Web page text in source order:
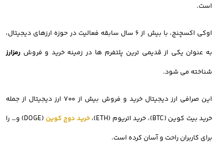
است.
اوکی اکسچنج، با بیش از ۶ سال سابقه فعالیت در حوزه ارزهای دیجیتال،
به عنوان یکی از قدیمی ترین پلتفرم ها در زمینه خرید و فروش رمزارز
شناخته می شود.
این صرافی ارز دیجیتال خرید و فروش بیش از ۷۰۰ ارز دیجیتال از جمله
خرید بیت کوین (BTC)، خرید اتریوم (ETH)،
خرید دوج کوین
(DOGE) و… را
برای کاربران راحت و آسان کرده است.